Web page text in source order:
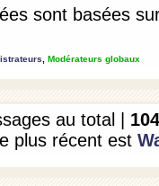
sont basées
Modérateurs globaux
au total | 104
plus récent est